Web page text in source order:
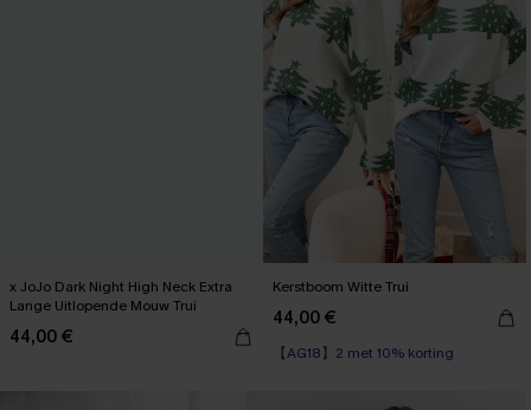
x JoJo Dark Night High Neck Extra
Lange Uitlopende Mouw Trui
44,00 €
Kerstboom Witte Trui
44,00 €
【AG18】2 met 10% korting